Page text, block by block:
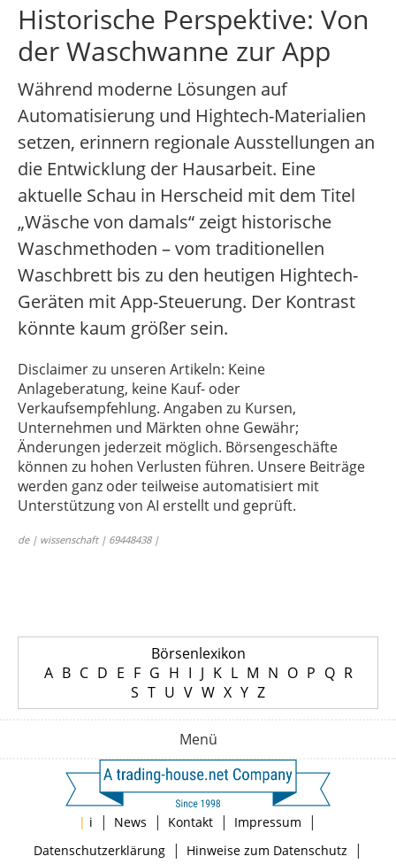
Historische Perspektive: Von
der Waschwanne zur App
Während moderne Lösungen auf
Automatisierung und Hightech-Materialien
setzen, erinnern regionale Ausstellungen an
die Entwicklung der Hausarbeit. Eine
aktuelle Schau in Herscheid mit dem Titel
„Wäsche von damals“ zeigt historische
Waschmethoden – vom traditionellen
Waschbrett bis zu den heutigen Hightech-
Geräten mit App-Steuerung. Der Kontrast
könnte kaum größer sein.
Disclaimer zu unseren Artikeln: Keine
Anlageberatung, keine Kauf- oder
Verkaufsempfehlung. Angaben zu Kursen,
Unternehmen und Märkten ohne Gewähr;
Änderungen jederzeit möglich. Börsengeschäfte
können zu hohen Verlusten führen. Unsere Beiträge
werden ganz oder teilweise automatisiert mit
Unterstützung von AI erstellt und geprüft.
de | wissenschaft | 69448438 |
Börsenlexikon
A B C D E F G H I J K L M N O P Q R
S T U V W X Y Z
Menü
| i | News | Kontakt | Impressum |
Datenschutzerklärung| Hinweise zum Datenschutz |